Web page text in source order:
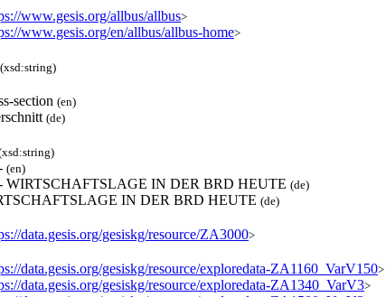
www.gesis.org/allbus/allbus>
www.gesis.org/en/allbus/allbus-home>
(xsd:string)
section (en)
(de)
(en)
WIRTSCHAFTSLAGE IN DER BRD HEUTE (de)
IN DER BRD HEUTE (de)
data.gesis.org/gesiskg/resource/ZA3000>
data.gesis.org/gesiskg/resource/exploredata-ZA1160_VarV150>
data.gesis.org/gesiskg/resource/exploredata-ZA1340_VarV3>